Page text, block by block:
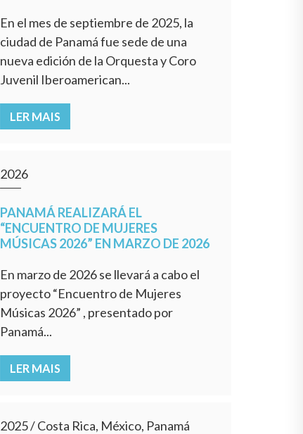
En el mes de septiembre de 2025, la
ciudad de Panamá fue sede de una
nueva edición de la Orquesta y Coro
Juvenil Iberoamerican...
LER MAIS
2026
PANAMÁ REALIZARÁ EL
“ENCUENTRO DE MUJERES
MÚSICAS 2026” EN MARZO DE 2026
En marzo de 2026 se llevará a cabo el
proyecto “Encuentro de Mujeres
Músicas 2026” , presentado por
Panamá...
LER MAIS
2025/Costa Rica, México, Panamá